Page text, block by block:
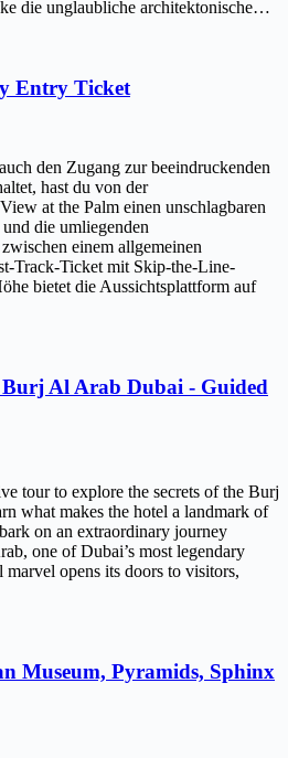
die unglaubliche architektonische…
Entry Ticket
den Zugang zur beeindruckenden
hast du von der
at the Palm einen unschlagbaren
die umliegenden
einem allgemeinen
Track-Ticket mit Skip-the-Line-
bietet die Aussichtsplattform auf
Al Arab Dubai - Guided
tour to explore the secrets of the Burj
what makes the hotel a landmark of
on an extraordinary journey
one of Dubai’s most legendary
opens its doors to visitors,
Museum, Pyramids, Sphinx